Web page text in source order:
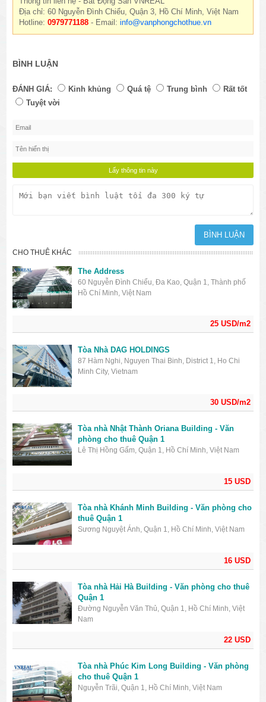
Địa chỉ: 60 Nguyễn Đình Chiểu, Quận 3, Hồ Chí Minh, Việt Nam
Hotline:0979771188 - Email:info@vanphongchothue.vn
BÌNH LUẬN
ĐÁNH GIÁ: Kinh khủng Quá tệ Trung bình
Rất tốt
Tuyệt vời
CHO THUÊ KHÁC
25 USD/m2
The Address
60 Nguyễn Đình Chiểu, Đa Kao, Quận 1, Thành phố
Hồ Chí Minh, Việt Nam
30 USD/m2
Tòa Nhà DAG HOLDINGS
87 Hàm Nghi, Nguyen Thai Binh, District 1, Ho Chi
Minh City, Vietnam
15 USD
Tòa nhà Nhật Thành Oriana Building - Văn
phòng cho thuê Quận 1
Lê Thị Hồng Gấm, Quận 1, Hồ Chí Minh, Việt Nam
16 USD
Tòa nhà Khánh Minh Building - Văn phòng cho
thuê Quận 1
Sương Nguyệt Ánh, Quận 1, Hồ Chí Minh, Việt Nam
22 USD
Tòa nhà Hải Hà Building - Văn phòng cho thuê
Quận 1
Đường Nguyễn Văn Thủ, Quận 1, Hồ Chí Minh, Việt
Nam
Tòa nhà Phúc Kim Long Building - Văn phòng
cho thuê Quận 1
Nguyễn Trãi, Quận 1, Hồ Chí Minh, Việt Nam